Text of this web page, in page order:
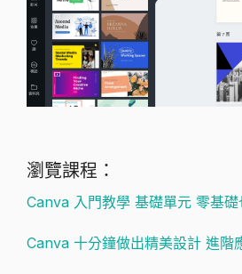
瀏覽課程：
Canva 入門教學 基礎單元 零基
Canva 十分鐘做出精美設計 進階